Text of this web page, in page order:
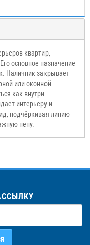
квартир,
основное назначение
Наличник закрывает
или оконной
как внутри
интерьеру и
подчёркивая линию
пену.